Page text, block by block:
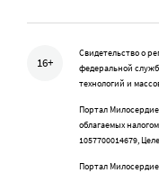
16+
Свидетельство о
федеральной
технологий и
Портал
облагаемых
1057700014679,
Портал